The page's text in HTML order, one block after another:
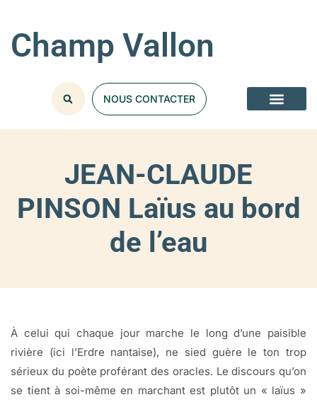
Champ Vallon
NOUS CONTACTER
JEAN-CLAUDE
PINSON Laïus au bord
de l’eau
À celui qui chaque jour marche le long d’une paisible
rivière (ici l’Erdre nantaise), ne sied guère le ton trop
sérieux du poète proférant des oracles. Le discours qu’on
se tient à soi-même en marchant est plutôt un « laïus »